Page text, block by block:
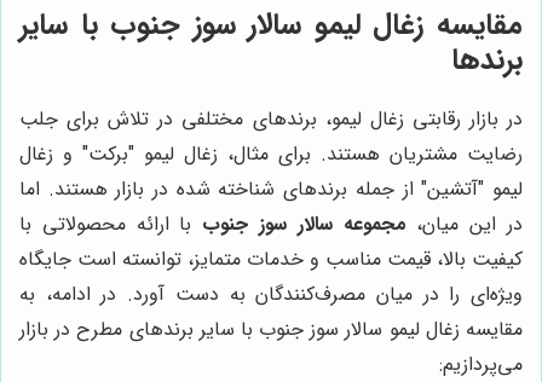
مقایسه زغال لیمو سالار سوز جنوب با سایر
برندها
در بازار رقابتی زغال لیمو، برندهای مختلفی در تلاش برای جلب
رضایت مشتریان هستند. برای مثال، زغال لیمو "برکت" و زغال
لیمو "آتشین" از جمله برندهای شناخته شده در بازار هستند. اما
در این میان، مجموعه سالار سوز جنوب با ارائه محصولاتی با
کیفیت بالا، قیمت مناسب و خدمات متمایز، توانسته است جایگاه
ویژه‌ای را در میان مصرف‌کنندگان به دست آورد. در ادامه، به
مقایسه زغال لیمو سالار سوز جنوب با سایر برندهای مطرح در بازار
می‌پردازیم: